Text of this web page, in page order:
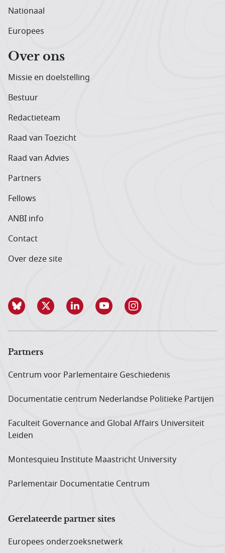
Nationaal
Europees
Over ons
Missie en doelstelling
Bestuur
Redactieteam
Raad van Toezicht
Raad van Advies
Partners
Fellows
ANBI info
Contact
Over deze site
Partners
Centrum voor Parlementaire Geschiedenis
Documentatie centrum Neder­landse Politieke Partijen
Faculteit Governance and Global Affairs Universiteit
Leiden
Montesquieu Institute Maastricht University
Parlementair Documentatie Centrum
Gerelateerde partner sites
Europees onderzoeks­netwerk